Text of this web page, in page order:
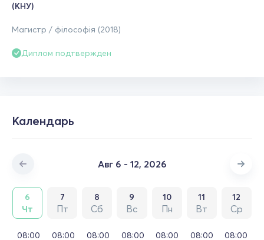
(КНУ)
Магистр / філософія (2018)
Диплом подтвержден
Календарь
Авг 6 - 12, 2026
6
Чт
7
Пт
8
Сб
9
Вс
10
Пн
11
Вт
12
Ср
08:00 08:00 08:00 08:00 08:00 08:00 08:00